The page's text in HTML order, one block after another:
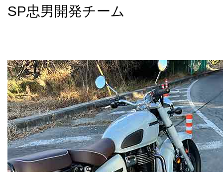
SP忠男開発チーム